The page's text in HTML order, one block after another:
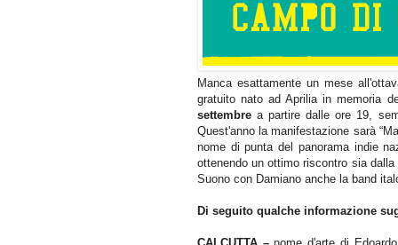
Manca esattamente un mese
gratuito nato ad Aprilia in memoria
settembre a partire dalle ore 19,
Quest'anno la manifestazione sarà
nome di punta del panorama indie
ottenendo un ottimo riscontro sia
Suono con Damiano anche la band
Di seguito qualche informazione